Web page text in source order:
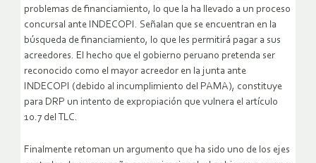
problemas de financiamiento, lo que la ha llevado a un proceso
concursal ante INDECOPI. Señalan que se encuentran en la
búsqueda de financiamiento, lo que les permitirá pagar a sus
acreedores. El hecho que el gobierno peruano pretenda ser
reconocido como el mayor acreedor en la junta ante
INDECOPI (debido al incumplimiento del PAMA), constituye
para DRP un intento de expropiación que vulnera el artículo
10.7 del TLC.
Finalmente retoman un argumento que ha sido uno de los ejes